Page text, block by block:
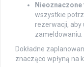
wszystkie
rezerwacji,
zameldowaniu.
Dokładne
znacząco wpłyną na